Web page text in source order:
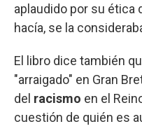
aplaudido por su ética
hacía, se la
El libro dice también
"arraigado" en Gran
del racismo en el
cuestión de quién es